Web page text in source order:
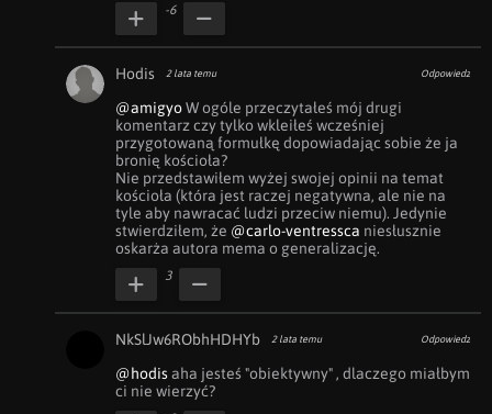
-6
Hodis 2 lata temu Odpowiedz
@amigyo W ogóle przeczytałeś mój drugi
komentarz czy tylko wkleiłeś wcześniej
przygotowaną formułkę dopowiadając sobie że ja
bronię kościoła?
Nie przedstawiłem wyżej swojej opinii na temat
kościoła (która jest raczej negatywna, ale nie na
tyle aby nawracać ludzi przeciw niemu). Jedynie
stwierdziłem, że @carlo-ventressca niesłusznie
oskarża autora mema o generalizację.
3
NkSlJw6RObhHDHYb 2 lata temu Odpowiedz
@hodis aha jesteś "obiektywny" , dlaczego miałbym
ci nie wierzyć?